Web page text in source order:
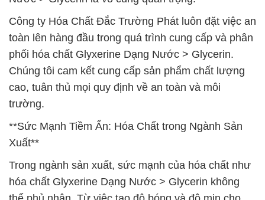
Công ty Hóa Chất Đắc Trường Phát luôn đặt việc an
toàn lên hàng đầu trong quá trình cung cấp và phân
phối hóa chất Glyxerine Dạng Nước > Glycerin.
Chúng tôi cam kết cung cấp sản phẩm chất lượng
cao, tuân thủ mọi quy định về an toàn và môi
trường.
**Sức Mạnh Tiềm Ẩn: Hóa Chất trong Ngành Sản
Xuất**
Trong ngành sản xuất, sức mạnh của hóa chất như
hóa chất Glyxerine Dạng Nước > Glycerin không